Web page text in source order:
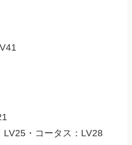
LV25・コータス：LV28